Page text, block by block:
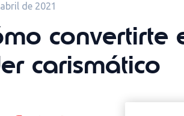
de 2021
convertirte
carismático